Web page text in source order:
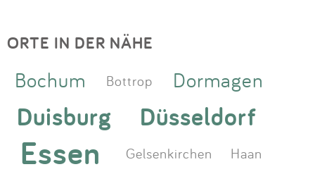
ORTE IN DER NÄHE
Bochum Bottrop Dormagen
Duisburg Düsseldorf
Essen Gelsenkirchen
Haan